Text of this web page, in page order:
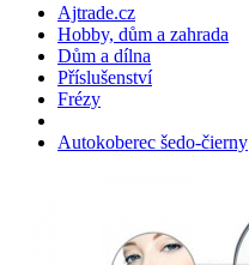
Ajtrade.cz
Hobby, dům a zahrada
Dům a dílna
Příslušenství
Frézy
Autokoberec šedo-čierny